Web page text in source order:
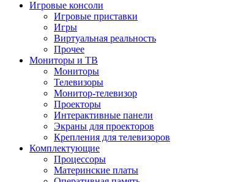
Игровые консоли
Игровые приставки
Игры
Виртуальная реальность
Прочее
Мониторы и ТВ
Мониторы
Телевизоры
Монитор-телевизор
Проекторы
Интерактивные панели
Экраны для проекторов
Крепления для телевизоров
Комплектующие
Процессоры
Материнские платы